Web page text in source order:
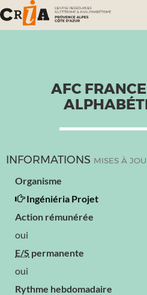
AFC
INFORMATIONS MISES À
Organisme
Ingéniéria Projet
Action rémunérée
oui
E/S permanente
oui
Rythme hebdomadaire